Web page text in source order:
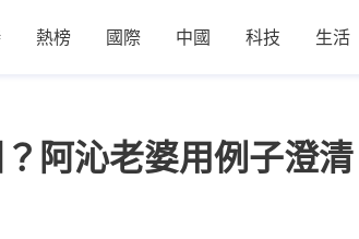
熱榜 國際 中國 科技 生活
阿沁老婆用例子澄